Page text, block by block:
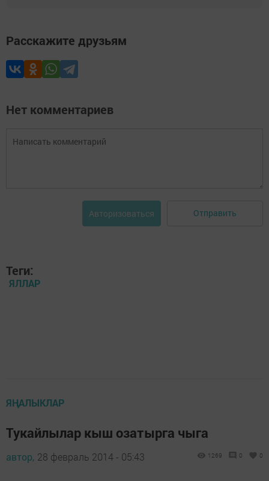
Расскажите друзьям
Нет комментариев
Авторизоваться Отправить
Теги:
ЯЛЛАР
ЯҢАЛЫКЛАР
Тукайлылар кыш озатырга чыга
автор, 28 февраль 2014 - 05:43 1269 0 0